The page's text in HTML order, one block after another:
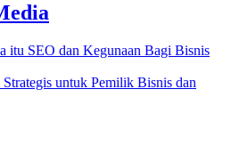
itu SEO dan Kegunaan Bagi Bisnis
Strategis untuk Pemilik Bisnis dan